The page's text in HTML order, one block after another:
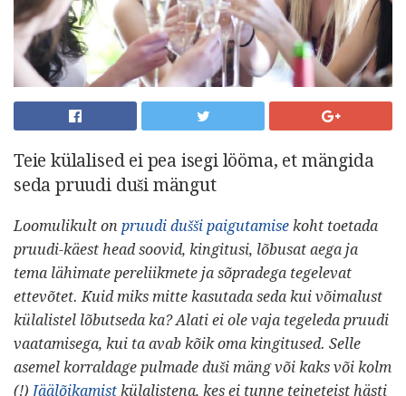
Teie külalised ei pea isegi lööma, et mängida
seda pruudi duši mängut
Loomulikult on pruudi dušši paigutamise koht toetada
pruudi-käest head soovid, kingitusi, lõbusat aega ja
tema lähimate pereliikmete ja sõpradega tegelevat
ettevõtet. Kuid miks mitte kasutada seda kui võimalust
külalistel lõbutseda ka? Alati ei ole vaja tegeleda pruudi
vaatamisega, kui ta avab kõik oma kingitused. Selle
asemel korraldage pulmade duši mäng või kaks või kolm
(!) Jäälõikamist külalistena, kes ei tunne teineteist hästi